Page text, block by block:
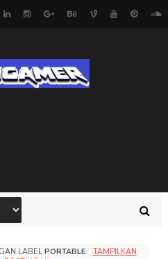
LABELPORTABLE. TAMPILKAN